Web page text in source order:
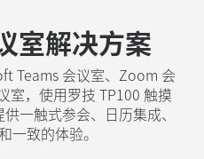
室解决方案
Teams 会议室、Zoom 会
室，使用罗技 TP100 触摸
一触式参会、日历集成、
一致的体验。